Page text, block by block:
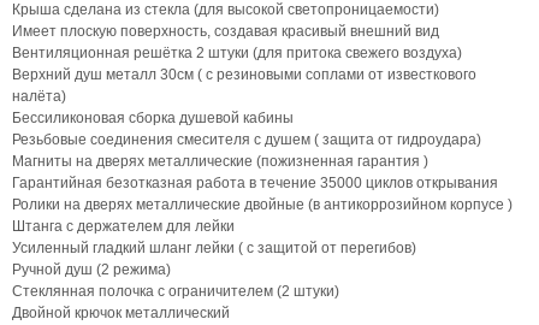
Крыша сделана из стекла (для высокой светопроницаемости)
Имеет плоскую поверхность, создавая красивый внешний вид
Вентиляционная решётка 2 штуки (для притока свежего воздуха)
Верхний душ металл 30см ( с резиновыми соплами от известкового
налёта)
Бессиликоновая сборка душевой кабины
Резьбовые соединения смесителя с душем ( защита от гидроудара)
Магниты на дверях металлические (пожизненная гарантия )
Гарантийная безотказная работа в течение 35000 циклов открывания
Ролики на дверях металлические двойные (в антикоррозийном корпусе )
Штанга с держателем для лейки
Усиленный гладкий шланг лейки ( с защитой от перегибов)
Ручной душ (2 режима)
Стеклянная полочка с ограничителем (2 штуки)
Двойной крючок металлический